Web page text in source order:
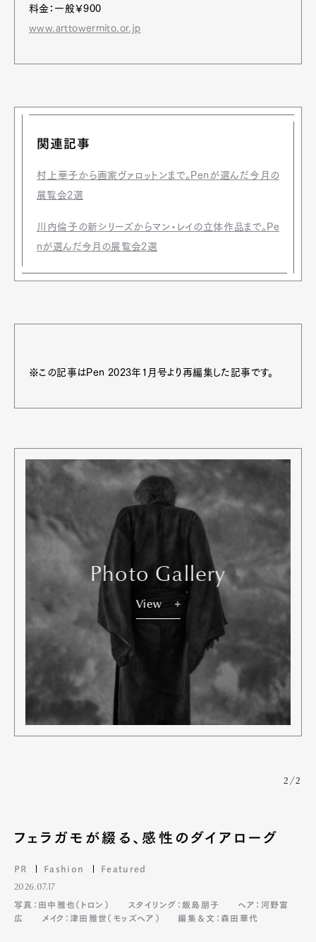
料金：一般￥900
www.arttowermito.or.jp
関連記事
村上華子から画家ヴァロットンまで。Penが選んだ今月の
展覧会2選
川内倫子の新シリーズからマン・レイの立体作品まで。Pe
nが選んだ今月の展覧会2選
※この記事はPen 2023年1月号より再編集した記事です。
Photo Gallery
View
2/2
フェラガモが綴る、感性のダイアローグ
PR Fashion Featured
2026.07.17
写真：田中雅也（トロン）
スタイリング：飯島朋子
ヘア：河野富
広
メイク：津田雅世（モッズヘア） 編集＆文：森田華代